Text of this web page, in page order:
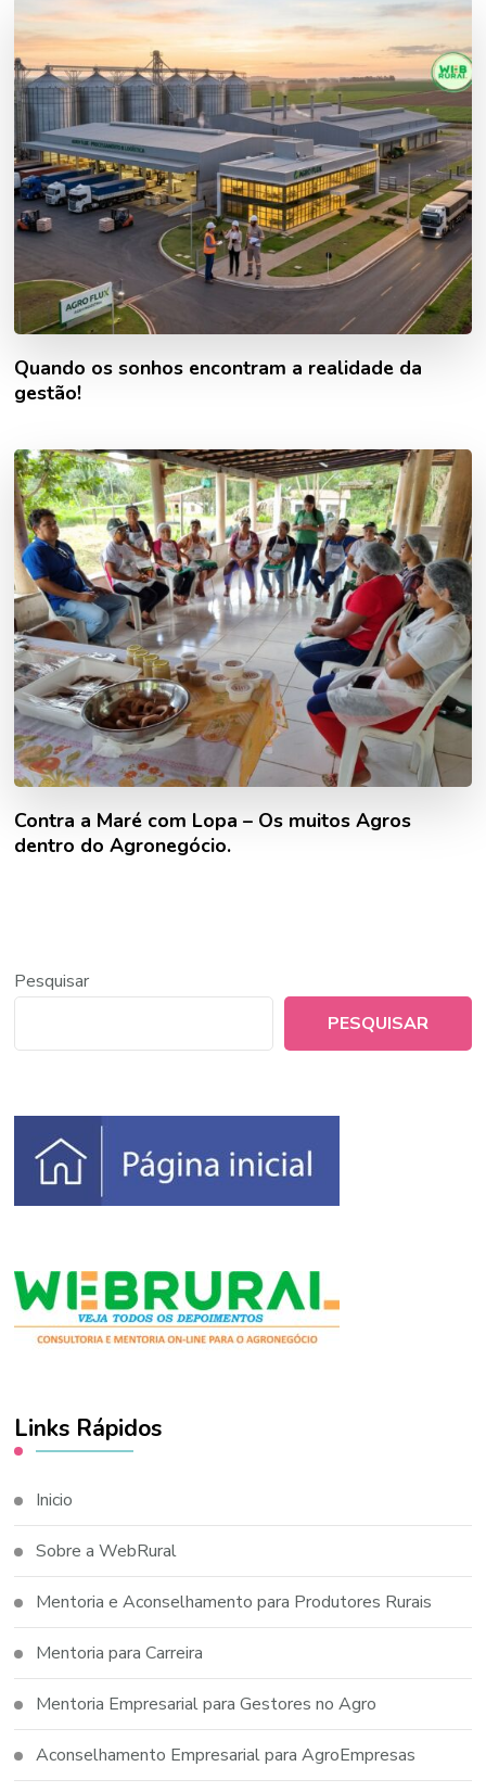
Quando os sonhos encontram a realidade da
gestão!
Contra a Maré com Lopa – Os muitos Agros
dentro do Agronegócio.
Pesquisar
PESQUISAR
Links Rápidos
Inicio
Sobre a WebRural
Mentoria e Aconselhamento para Produtores Rurais
Mentoria para Carreira
Mentoria Empresarial para Gestores no Agro
Aconselhamento Empresarial para AgroEmpresas